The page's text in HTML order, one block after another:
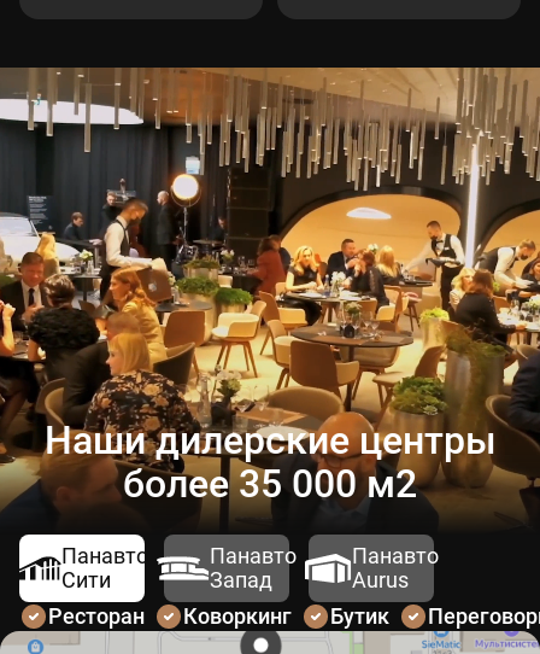
Наши дилерские центры
более 35 000 м2
Панавто
Сити
Панавто
Запад
Панавто
Aurus
Ресторан
Коворкинг Бутик